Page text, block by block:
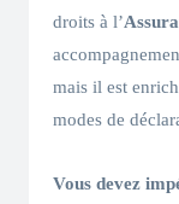
droits à l’
mais il est
modes de
Vous devez